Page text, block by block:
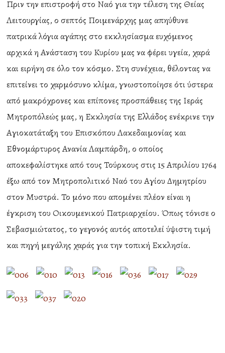
Πριν την επιστροφή στο Ναό για την τέλεση της Θείας
Λειτουργίας, ο σεπτός Ποιμενάρχης μας απηύθυνε
πατρικά λόγια αγάπης στο εκκλησίασμα ευχόμενος
αρχικά η Ανάσταση του Κυρίου μας να φέρει υγεία, χαρά
και ειρήνη σε όλο τον κόσμο. Στη συνέχεια, θέλοντας να
επιτείνει το χαρμόσυνο κλίμα, γνωστοποίησε ότι ύστερα
από μακρόχρονες και επίπονες προσπάθειες της Ιεράς
Μητροπόλεώς μας, η Εκκλησία της Ελλάδος ενέκρινε την
Αγιοκατάταξη του Επισκόπου Λακεδαιμονίας και
Εθνομάρτυρος Ανανία Λαμπάρδη, ο οποίος
αποκεφαλίστηκε από τους Τούρκους στις 15 Απριλίου 1764
έξω από τον Μητροπολιτικό Ναό του Αγίου Δημητρίου
στον Μυστρά. Το μόνο που απομένει πλέον είναι η
έγκριση του Οικουμενικού Πατριαρχείου. Όπως τόνισε ο
Σεβασμιώτατος, το γεγονός αυτός αποτελεί ύψιστη τιμή
και πηγή μεγάλης χαράς για την τοπική Εκκλησία.